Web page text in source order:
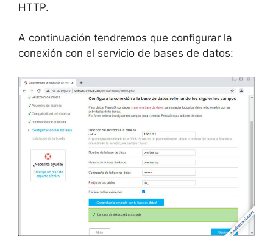
HTTP.
A continuación tendremos que configurar la
conexión con el servicio de bases de datos: